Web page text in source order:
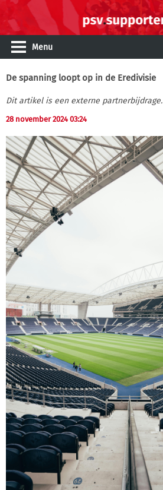
Menu
De spanning loopt op in de Eredivisie
Dit artikel is een externe partnerbijdrage.
28 november 2024 03:24